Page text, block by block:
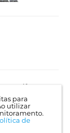
para
utilizar
de
Recife, 841 -
do site